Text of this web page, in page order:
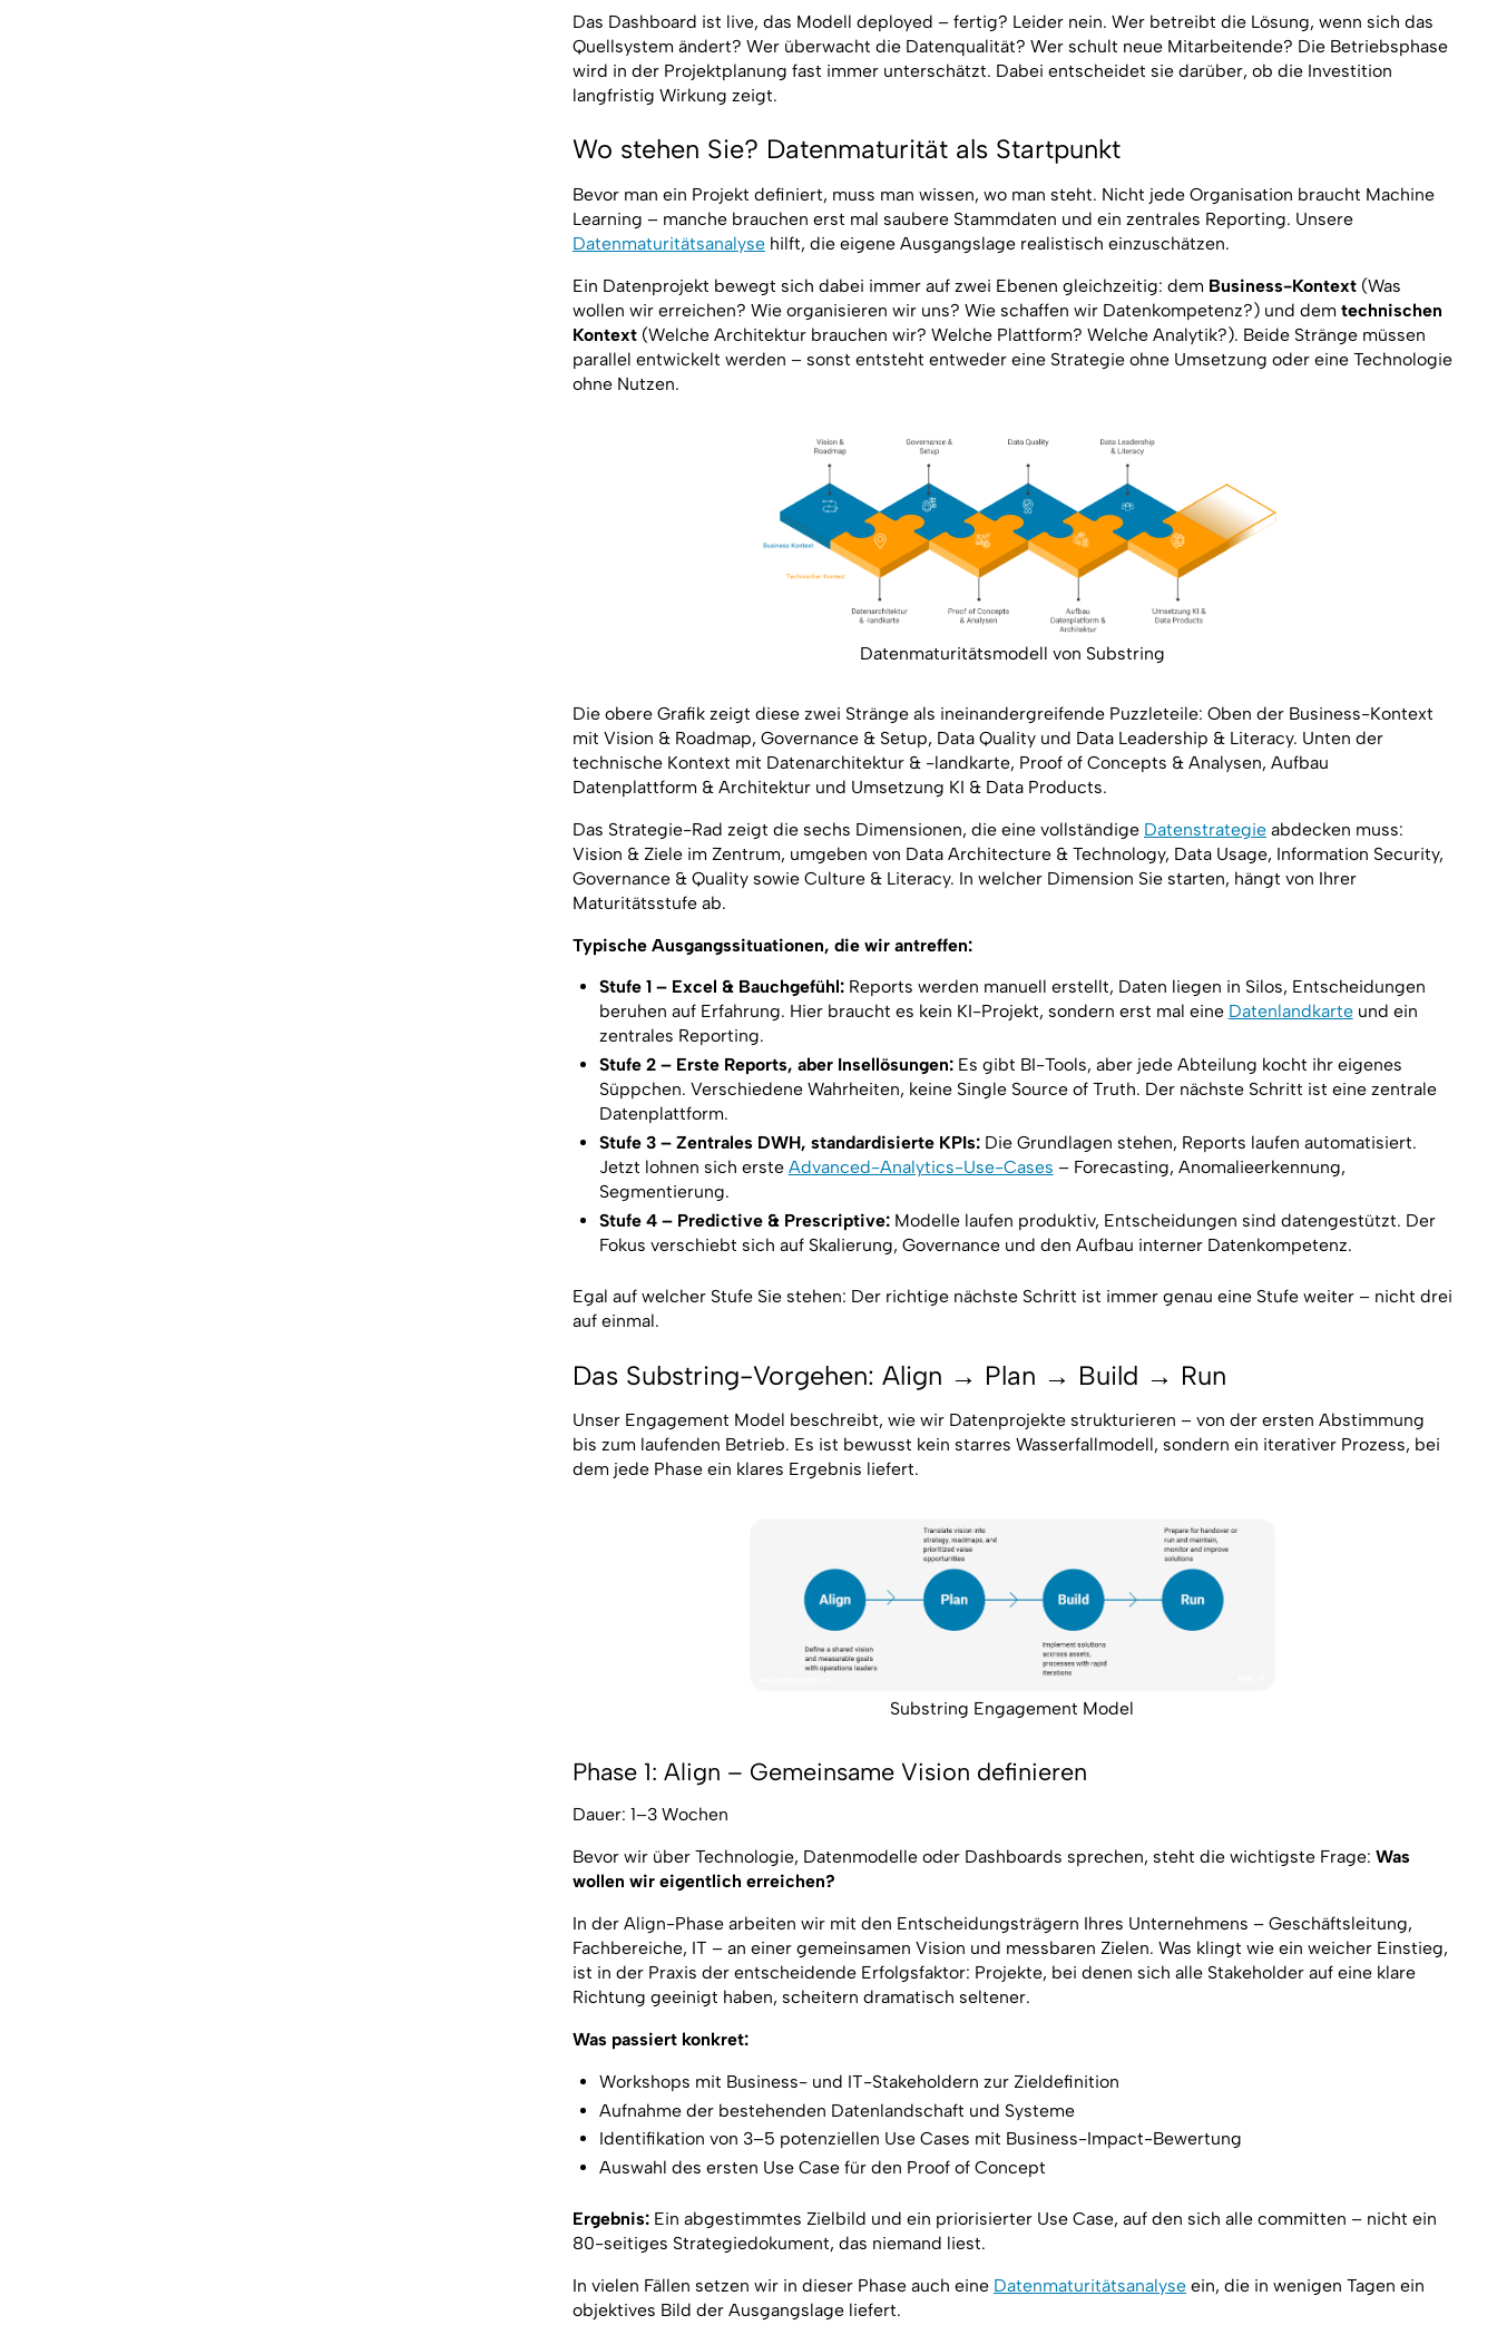
Das Dashboard ist live, das Modell deployed – fertig? Leider nein. Wer betreibt die Lösung, wenn sich das
Quellsystem ändert? Wer überwacht die Datenqualität? Wer schult neue Mitarbeitende? Die Betriebsphase
wird in der Projektplanung fast immer unterschätzt. Dabei entscheidet sie darüber, ob die Investition
langfristig Wirkung zeigt.
Wo stehen Sie? Datenmaturität als Startpunkt
Bevor man ein Projekt definiert, muss man wissen, wo man steht. Nicht jede Organisation braucht Machine
Learning – manche brauchen erst mal saubere Stammdaten und ein zentrales Reporting. Unsere
Datenmaturitätsanalysehilft, die eigene Ausgangslage realistisch einzuschätzen.
Ein Datenprojekt bewegt sich dabei immer auf zwei Ebenen gleichzeitig: dem Business-Kontext(Was
wollen wir erreichen? Wie organisieren wir uns? Wie schaffen wir Datenkompetenz?) und dem technischen
Kontext(Welche Architektur brauchen wir? Welche Plattform? Welche Analytik?). Beide Stränge müssen
parallel entwickelt werden – sonst entsteht entweder eine Strategie ohne Umsetzung oder eine Technologie
ohne Nutzen.
Datenmaturitätsmodell von Substring
Die obere Grafik zeigt diese zwei Stränge als ineinandergreifende Puzzleteile: Oben der Business-Kontext
mit Vision & Roadmap, Governance & Setup, Data Quality und Data Leadership & Literacy. Unten der
technische Kontext mit Datenarchitektur & -landkarte, Proof of Concepts & Analysen, Aufbau
Datenplattform & Architektur und Umsetzung KI & Data Products.
Das Strategie-Rad zeigt die sechs Dimensionen, die eine vollständige Datenstrategieabdecken muss:
Vision & Ziele im Zentrum, umgeben von Data Architecture & Technology, Data Usage, Information Security,
Governance & Quality sowie Culture & Literacy. In welcher Dimension Sie starten, hängt von Ihrer
Maturitätsstufe ab.
Typische Ausgangssituationen, die wir antreffen:
Stufe 1 – Excel & Bauchgefühl:Reports werden manuell erstellt, Daten liegen in Silos, Entscheidungen
beruhen auf Erfahrung. Hier braucht es kein KI-Projekt, sondern erst mal eine Datenlandkarteund ein
zentrales Reporting.
Stufe 2 – Erste Reports, aber Insellösungen:Es gibt BI-Tools, aber jede Abteilung kocht ihr eigenes
Süppchen. Verschiedene Wahrheiten, keine Single Source of Truth. Der nächste Schritt ist eine zentrale
Datenplattform.
Stufe 3 – Zentrales DWH, standardisierte KPIs:Die Grundlagen stehen, Reports laufen automatisiert.
Jetzt lohnen sich erste Advanced-Analytics-Use-Cases – Forecasting, Anomalieerkennung,
Segmentierung.
Stufe 4 – Predictive & Prescriptive:Modelle laufen produktiv, Entscheidungen sind datengestützt. Der
Fokus verschiebt sich auf Skalierung, Governance und den Aufbau interner Datenkompetenz.
Egal auf welcher Stufe Sie stehen: Der richtige nächste Schritt ist immer genau eine Stufe weiter – nicht drei
auf einmal.
Das Substring-Vorgehen: Align → Plan → Build → Run
Unser Engagement Model beschreibt, wie wir Datenprojekte strukturieren – von der ersten Abstimmung
bis zum laufenden Betrieb. Es ist bewusst kein starres Wasserfallmodell, sondern ein iterativer Prozess, bei
dem jede Phase ein klares Ergebnis liefert.
Substring Engagement Model
Phase 1: Align – Gemeinsame Vision definieren
Dauer: 1–3 Wochen
Bevor wir über Technologie, Datenmodelle oder Dashboards sprechen, steht die wichtigste Frage: Was
wollen wir eigentlich erreichen?
In der Align-Phase arbeiten wir mit den Entscheidungsträgern Ihres Unternehmens – Geschäftsleitung,
Fachbereiche, IT – an einer gemeinsamen Vision und messbaren Zielen. Was klingt wie ein weicher Einstieg,
ist in der Praxis der entscheidende Erfolgsfaktor: Projekte, bei denen sich alle Stakeholder auf eine klare
Richtung geeinigt haben, scheitern dramatisch seltener.
Was passiert konkret:
Workshops mit Business- und IT-Stakeholdern zur Zieldefinition
Aufnahme der bestehenden Datenlandschaft und Systeme
Identifikation von 3–5 potenziellen Use Cases mit Business-Impact-Bewertung
Auswahl des ersten Use Case für den Proof of Concept
Ergebnis:Ein abgestimmtes Zielbild und ein priorisierter Use Case, auf den sich alle committen – nicht ein
80-seitiges Strategiedokument, das niemand liest.
In vielen Fällen setzen wir in dieser Phase auch eine Datenmaturitätsanalyseein, die in wenigen Tagen ein
objektives Bild der Ausgangslage liefert.